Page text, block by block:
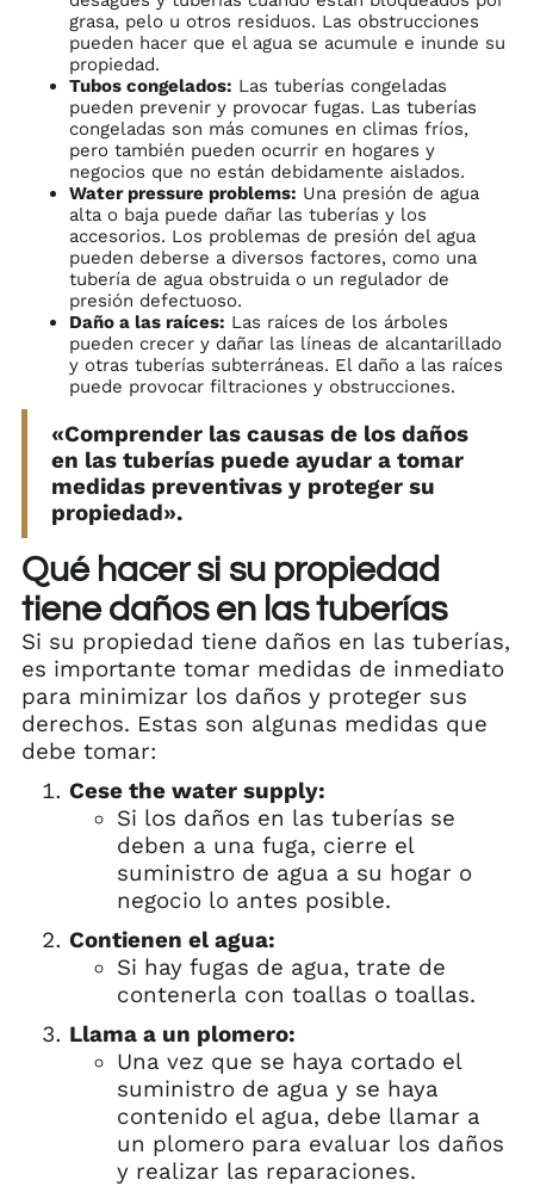
grasa, pelo u otros residuos. Las obstrucciones
pueden hacer que el agua se acumule e inunde su
propiedad.
Tubos congelados: Las tuberías congeladas
pueden prevenir y provocar fugas. Las tuberías
congeladas son más comunes en climas fríos,
pero también pueden ocurrir en hogares y
negocios que no están debidamente aislados.
Water pressure problems: Una presión de agua
alta o baja puede dañar las tuberías y los
accesorios. Los problemas de presión del agua
pueden deberse a diversos factores, como una
tubería de agua obstruida o un regulador de
presión defectuoso.
Daño a las raíces: Las raíces de los árboles
pueden crecer y dañar las líneas de alcantarillado
y otras tuberías subterráneas. El daño a las raíces
puede provocar filtraciones y obstrucciones.
«Comprender las causas de los daños
en las tuberías puede ayudar a tomar
medidas preventivas y proteger su
propiedad».
Qué hacer si su propiedad
tiene daños en las tuberías
Si su propiedad tiene daños en las tuberías,
es importante tomar medidas de inmediato
para minimizar los daños y proteger sus
derechos. Estas son algunas medidas que
debe tomar:
Cese the water supply:
Si los daños en las tuberías se
deben a una fuga, cierre el
suministro de agua a su hogar o
negocio lo antes posible.
Contienen el agua:
Si hay fugas de agua, trate de
contenerla con toallas o toallas.
Llama a un plomero:
Una vez que se haya cortado el
suministro de agua y se haya
contenido el agua, debe llamar a
un plomero para evaluar los daños
y realizar las reparaciones.